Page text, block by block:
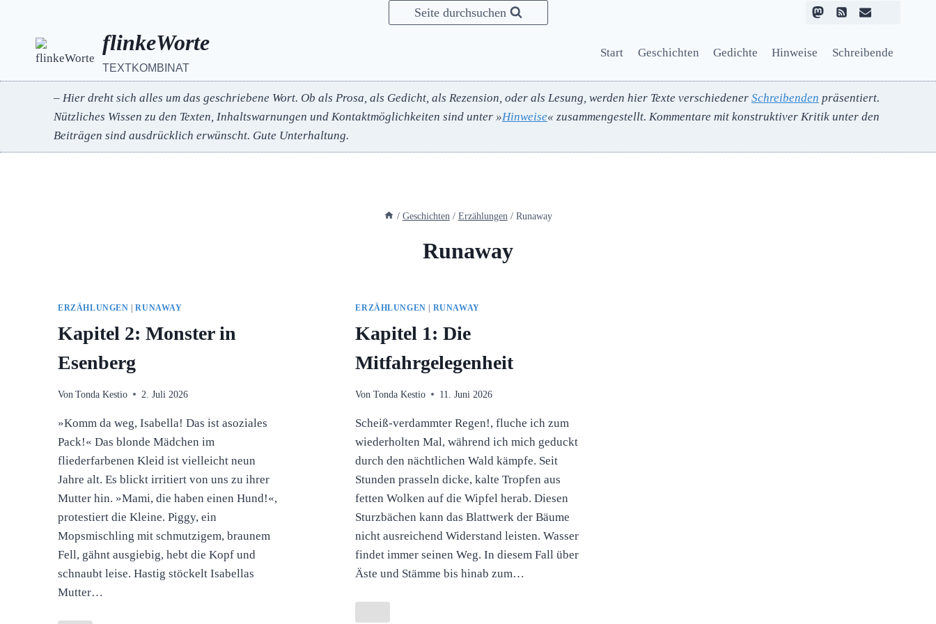
springen
Seite durchsuchen
flinkeWorte
TEXTKOMBINAT
Start Geschichten Gedichte Hinweise Schreibende
– Hier dreht sich alles um das geschriebene Wort. Ob als Prosa, als Gedicht, als Rezension, oder als Lesung, werden hier Texte verschiedener Schreibenden präsentiert.
Nützliches Wissen zu den Texten, Inhaltswarnungen und Kontaktmöglichkeiten sind unter »Hinweise« zusammengestellt. Kommentare mit konstruktiver Kritik unter den
Beiträgen sind ausdrücklich erwünscht. Gute Unterhaltung.
/ Geschichten / Erzählungen / Runaway
Runaway
ERZÄHLUNGEN |RUNAWAY
Kapitel 2: Monster in
Esenberg
Von Tonda Kestio 2. Juli 2026
»Komm da weg, Isabella! Das ist asoziales
Pack!« Das blonde Mädchen im
fliederfarbenen Kleid ist vielleicht neun
Jahre alt. Es blickt irritiert von uns zu ihrer
Mutter hin. »Mami, die haben einen Hund!«,
protestiert die Kleine. Piggy, ein
Mopsmischling mit schmutzigem, braunem
Fell, gähnt ausgiebig, hebt die Kopf und
schnaubt leise. Hastig stöckelt Isabellas
Mutter…
ERZÄHLUNGEN RUNAWAY
Kapitel 1: Die
Mitfahrgelegenheit
Von Tonda Kestio 11. Juni 2026
Scheiß-verdammter Regen!, fluche ich zum
wiederholten Mal, während ich mich geduckt
durch den nächtlichen Wald kämpfe. Seit
Stunden prasseln dicke, kalte Tropfen aus
fetten Wolken auf die Wipfel herab. Diesen
Sturzbächen kann das Blattwerk der Bäume
nicht ausreichend Widerstand leisten. Wasser
findet immer seinen Weg. In diesem Fall über
Äste und Stämme bis hinab zum…